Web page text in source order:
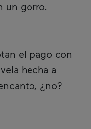
un gorro.
el pago con
hecha a
¿no?